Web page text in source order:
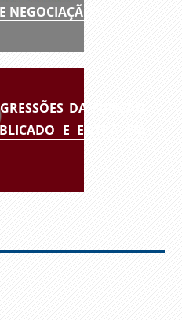
DA FUNÇÃO
E ENTRA EM